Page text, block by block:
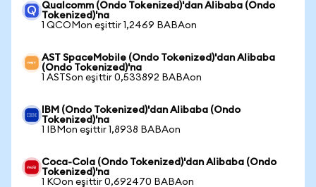
Qualcomm (Ondo Tokenized)'dan Alibaba (Ondo
Tokenized)'na
1 QCOMon eşittir 1,2469 BABAon
AST SpaceMobile (Ondo Tokenized)'dan Alibaba
(Ondo Tokenized)'na
1 ASTSon eşittir 0,533892 BABAon
IBM (Ondo Tokenized)'dan Alibaba (Ondo
Tokenized)'na
1 IBMon eşittir 1,8938 BABAon
Coca-Cola (Ondo Tokenized)'dan Alibaba (Ondo
Tokenized)'na
1 KOon eşittir 0,692470 BABAon